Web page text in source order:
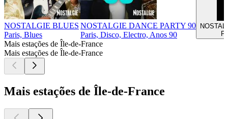
NOSTALGIE BLUES
Paris, Blues
NOSTALGIE DANCE PARTY 90
Paris, Disco, Electro, Anos 90
Mais estações de Île-de-France
Mais estações de Île-de-France
Mais estações de Île-de-France